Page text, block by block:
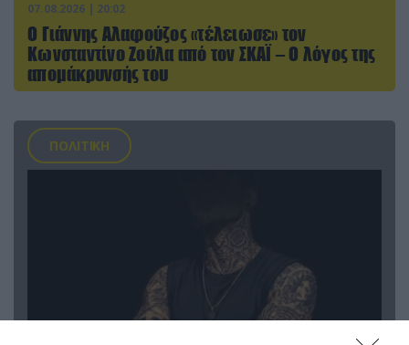
07.08.2026 | 20:02
Ο Γιάννης Αλαφούζος «τέλειωσε» τον
Κωνσταντίνο Ζούλα από τον ΣΚΑΪ – Ο λόγος της
απομάκρυνσής του
ΠΟΛΙΤΙΚΗ